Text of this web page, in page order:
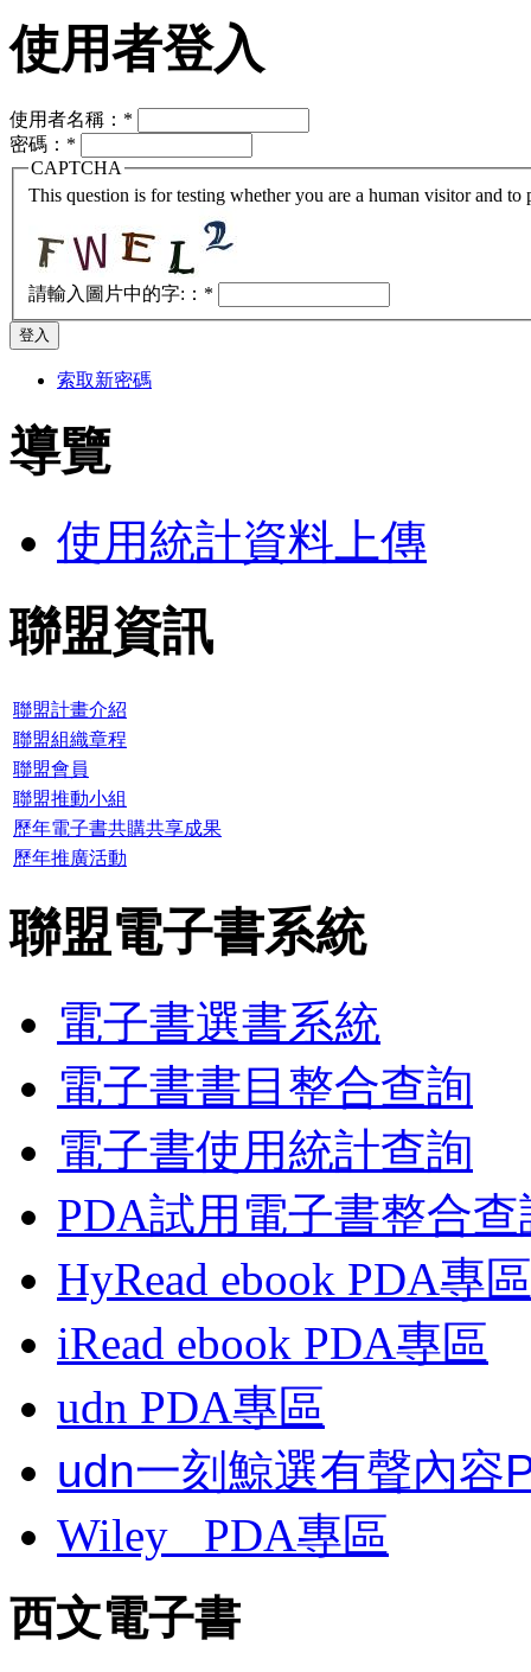
使用者登入
使用者名稱： *
密碼： *
CAPTCHA
This question is for testing whether you are a human visitor and to
請輸入圖片中的字:： *
索取新密碼
導覽
使用統計資料上傳
聯盟資訊
聯盟計畫介紹
聯盟組織章程
聯盟會員
聯盟推動小組
歷年電子書共購共享成果
歷年推廣活動
聯盟電子書系統
電子書選書系統
電子書書目整合查詢
電子書使用統計查詢
PDA試用電子書整合查
HyRead ebook PDA專區
iRead ebook PDA專區
udn PDA專區
udn一刻鯨選有聲內容
Wiley
PDA專區
西文電子書